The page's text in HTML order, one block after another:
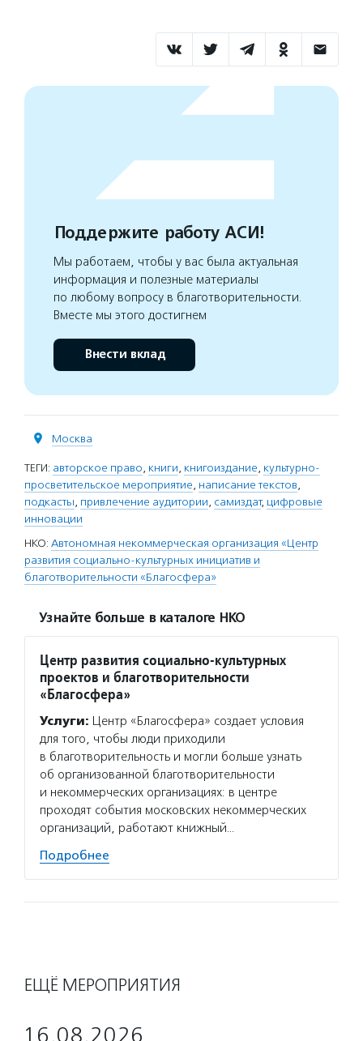
Поддержите работу АСИ!
Мы работаем, чтобы у вас была актуальная
информация и полезные материалы
по любому вопросу в благотворительности.
Вместе мы этого достигнем
Внести вклад
Москва
ТЕГИ: авторское право, книги, книгоиздание, культурно-
просветительское мероприятие, написание текстов,
подкасты, привлечение аудитории, самиздат, цифровые
инновации
НКО: Автономная некоммерческая организация «Центр
развития социально-культурных инициатив и
благотворительности «Благосфера»
Узнайте больше в каталоге НКО
Центр развития социально-культурных
проектов и благотворительности
«Благосфера»
Услуги: Центр «Благосфера» создает условия
для того, чтобы люди приходили
в благотворительность и могли больше узнать
об организованной благотворительности
и некоммерческих организациях: в центре
проходят события московских некоммерческих
организаций, работают книжный…
Подробнее
ЕЩЁ МЕРОПРИЯТИЯ
16.08.2026